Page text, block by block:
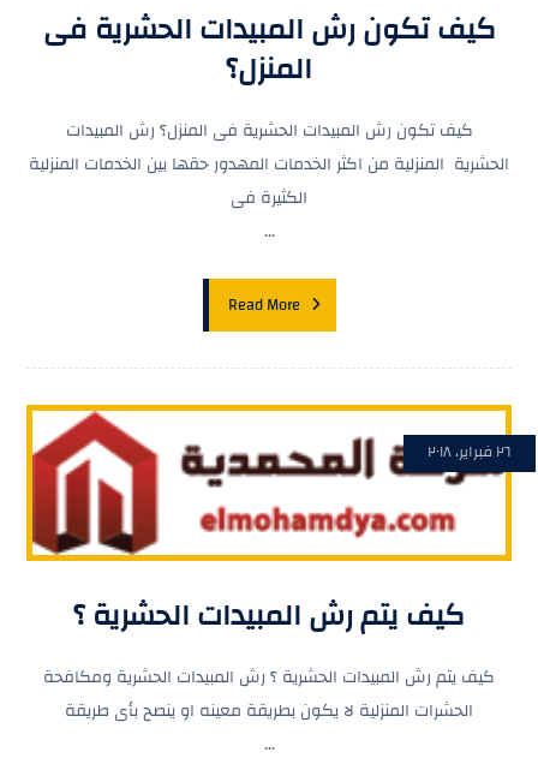
كيف تكون رش المبيدات الحشرية فى
المنزل؟
كيف تكون رش المبيدات الحشرية فى المنزل؟ رش المبيدات
الحشرية المنزلية من اكثر الخدمات المهدور حقها بين الخدمات المنزلية
الكثيرة فى
...
Read More
كيف يتم رش المبيدات الحشرية ؟
٢٦ فبراير، ٢٠١٨
كيف يتم رش المبيدات الحشرية ؟ رش المبيدات الحشرية ومكافحة
الحشرات المنزلية لا يكون بطريقة معينه او ينصح بأى طريقة
...